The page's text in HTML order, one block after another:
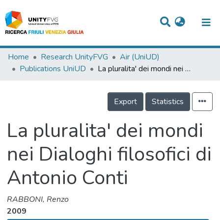
Titles
Events
Projects
People
Statistics
Home Research UnityFVG
Air (UniUD)
Publications UniUD
La pluralita' dei mondi nei Dialoghi filosofici di Antonio Conti
Export Statistics
La pluralita' dei mondi
nei Dialoghi filosofici di
Antonio Conti
RABBONI, Renzo
2009